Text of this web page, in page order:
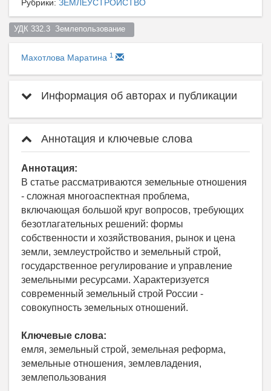
Рубрики: ЗЕМЛЕУСТРОЙСТВО
УДК 332.3  Землепользование
Махотлова Маратина 1
Информация об авторах и публикации
Аннотация и ключевые слова
Аннотация:
В статье рассматриваются земельные отношения
- сложная многоаспектная проблема,
включающая большой круг вопросов, требующих
безотлагательных решений: формы
собственности и хозяйствования, рынок и цена
земли, землеустройство и земельный строй,
государственное регулирование и управление
земельными ресурсами. Характеризуется
современный земельный строй России -
совокупность земельных отношений.
Ключевые слова:
емля, земельный строй, земельная реформа,
земельные отношения, землевладения,
землепользования